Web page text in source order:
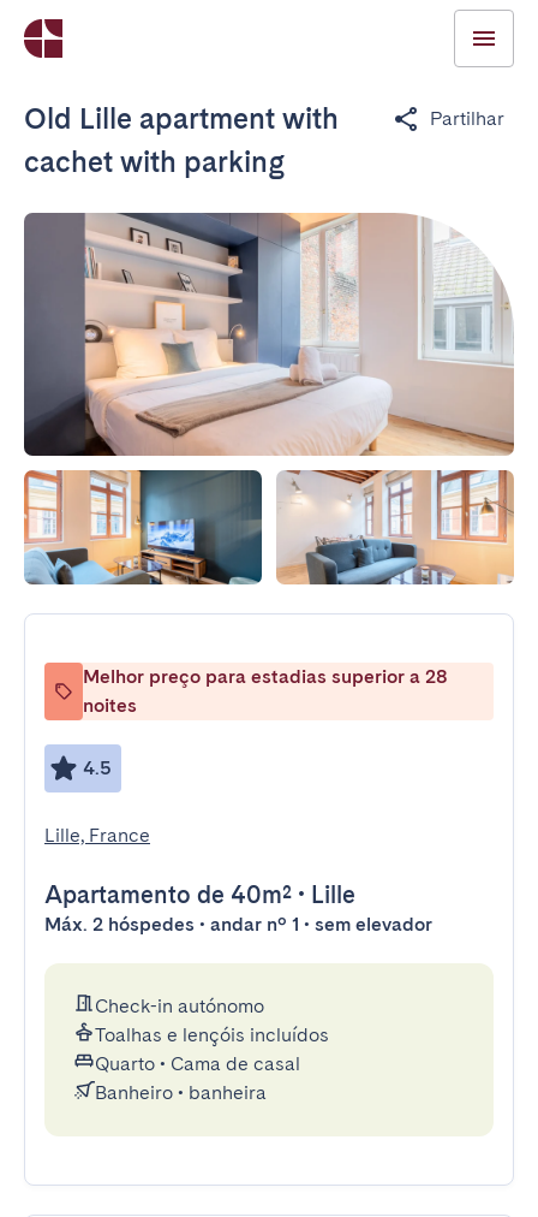
Old Lille apartment with
cachet with parking
Partilhar
Melhor preço para estadias superior a 28
noites
4.5
Lille, France
Apartamento de 40m² • Lille
Máx. 2 hóspedes • andar nº 1 • sem elevador
Check-in autónomo
Toalhas e lençóis incluídos
Quarto • Cama de casal
Banheiro • banheira